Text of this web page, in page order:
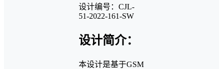
设计编号：CJL-
51-2022-161-SW
设计简介：
本设计是基于GSM